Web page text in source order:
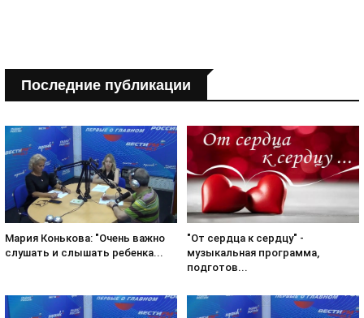
Последние публикации
Мария Конькова: "Очень важно
слушать и слышать ребенка...
"От сердца к сердцу" -
музыкальная программа,
подготов...